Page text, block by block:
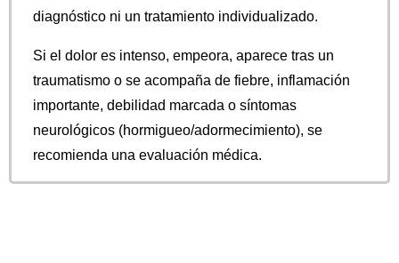
diagnóstico ni un tratamiento individualizado.
Si el dolor es intenso, empeora, aparece tras un
traumatismo o se acompaña de fiebre, inflamación
importante, debilidad marcada o síntomas
neurológicos (hormigueo/adormecimiento), se
recomienda una evaluación médica.